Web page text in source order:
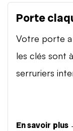
Porte
Votre porte a
les clés sont
serruriers
En savoir plus